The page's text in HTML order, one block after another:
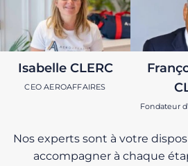
Isabelle CLERC
CEO AEROAFFAIRES
Fondateur
Nos experts sont à votre
accompagner à chaque